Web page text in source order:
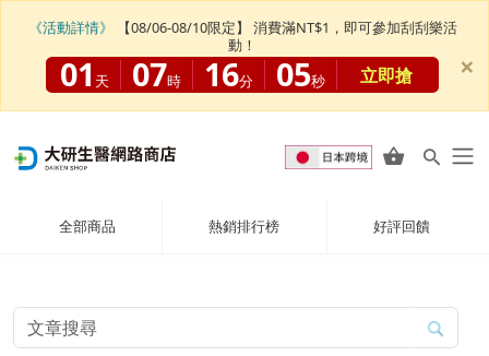
全部商品 熱銷排行榜 好評回饋
《活動詳情》
【08/06-08/10限定】 消費滿NT$1，即可參加刮刮樂活
動！
01 天 07時 16分 03秒 立即搶 ×